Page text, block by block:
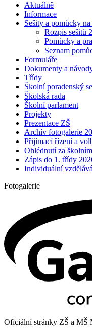
Aktuálně
Informace
Sešity a pomůcky
Rozpis sešitů
Pomůcky a
Seznam
Formuláře
Dokumenty a
Třídy
Školní poradenský
Školská rada
Školní parlament
Projekty
Prezentace ZŠ
Archív fotogalerie
Přijímací řízení a
Ohlédnutí za
Zápis do 1. třídy
Individuální
Fotogalerie
Oficiální stránky ZŠ a MŠ